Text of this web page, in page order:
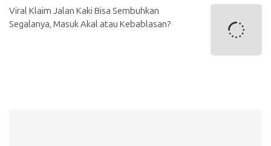
Viral Klaim Jalan Kaki Bisa Sembuhkan
Segalanya, Masuk Akal atau Kebablasan?